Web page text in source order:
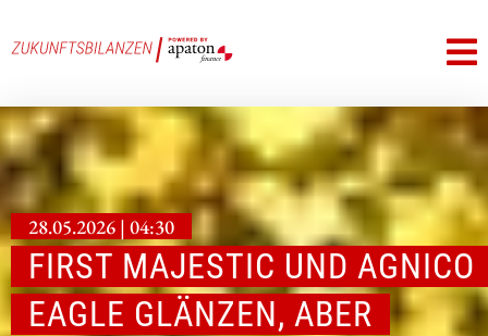
28.05.2026 | 04:30
FIRST MAJESTIC UND AGNICO
EAGLE GLÄNZEN, ABER